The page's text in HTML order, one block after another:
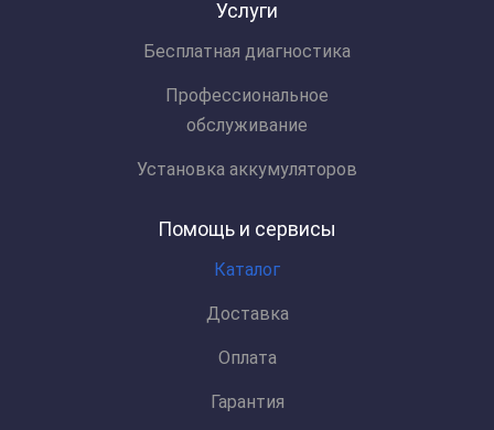
Услуги
Бесплатная диагностика
Профессиональное
обслуживание
Установка аккумуляторов
Помощь и сервисы
Каталог
Доставка
Оплата
Гарантия